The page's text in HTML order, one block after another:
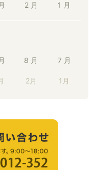
2 月 1 月
8 月 7 月
2月 1月